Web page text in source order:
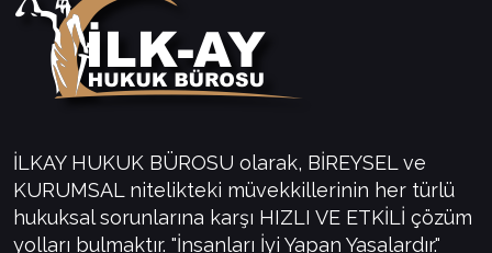
İLKAY HUKUK BÜROSU olarak, BİREYSEL ve
KURUMSAL nitelikteki müvekkillerinin her türlü
hukuksal sorunlarına karşı HIZLI VE ETKİLİ çözüm
yolları bulmaktır. "İnsanları İyi Yapan Yasalardır."